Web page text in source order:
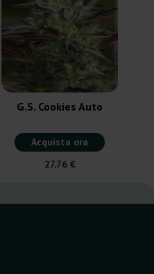
G.S. Cookies Auto
Acquista ora
27,76 €